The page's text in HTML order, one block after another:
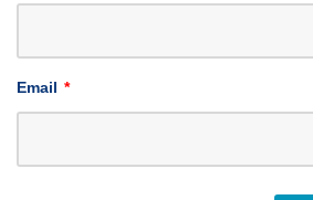
Email *